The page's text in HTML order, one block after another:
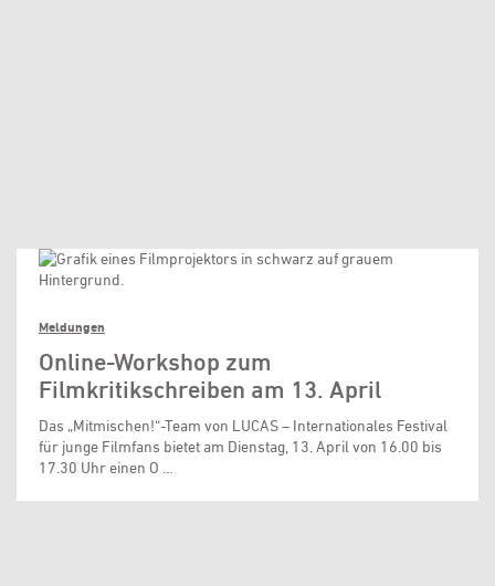
Meldungen
Online-Workshop zum
Filmkritikschreiben am 13. April
Das „Mitmischen!“-Team von LUCAS – Internationales Festival
für junge Filmfans bietet am Dienstag, 13. April von 16.00 bis
17.30 Uhr einen O …